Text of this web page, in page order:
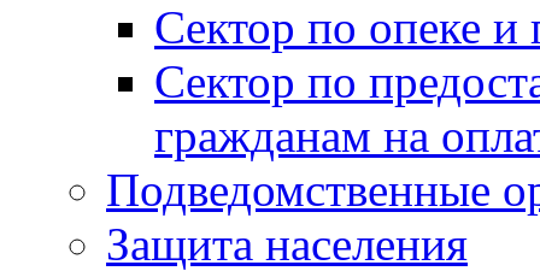
Сектор по опеке и
Сектор по
гражданам на
Подведомственные
Защита населения